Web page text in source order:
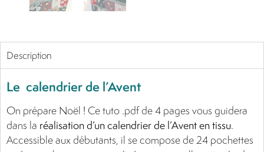
Description
Le calendrier de l’Avent
On prépare Noël ! Ce tuto .pdf de 4 pages vous guidera
dans la réalisation d’un calendrier de l’Avent en tissu.
Accessible aux débutants, il se compose de 24 pochettes